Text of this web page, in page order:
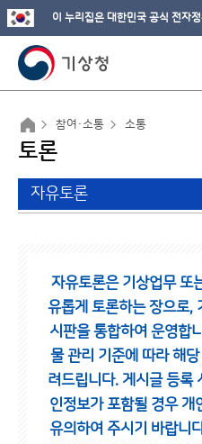
이 누리집은 대한민국 공식 전자
참여·소통 소통
토론
자유토론
자유토론은 기상업무 또
유롭게 토론하는 장으로,
시판을 통합하여 운영합
물 관리 기준에 따라 해
려드립니다. 게시글 등록
인정보가 포함될 경우 개
유의하여 주시기 바랍니